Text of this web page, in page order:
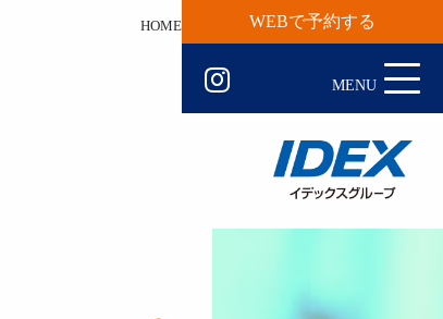
WEBで予約する
HOME 観光地一覧 日帰り